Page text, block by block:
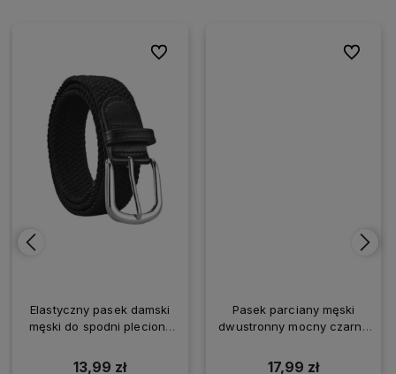
Elastyczny pasek damski
męski do spodni pleciony
13,99 zł
Do ulubionych
Do ulubionych
Pasek parciany męski
dwustronny mocny czarny
17,99 zł
Do
Do